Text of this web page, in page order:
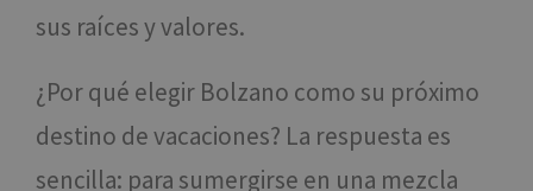
sus raíces y valores.
¿Por qué elegir Bolzano como su próximo
destino de vacaciones? La respuesta es
sencilla: para sumergirse en una mezcla